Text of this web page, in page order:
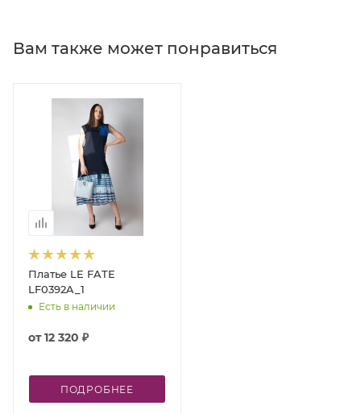
Вам также может понравиться
Платье LE FATE
LF0392A_1
Есть в наличии
от12 320 ₽
ПОДРОБНЕЕ